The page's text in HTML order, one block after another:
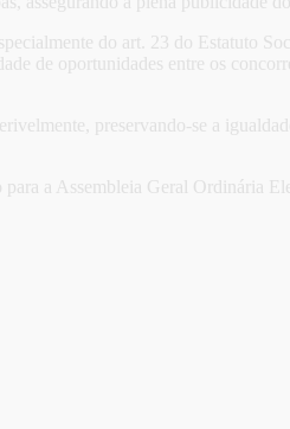
do art. 23 do Estatuto
de oportunidades entre os
preservando-se a
para a Assembleia Geral